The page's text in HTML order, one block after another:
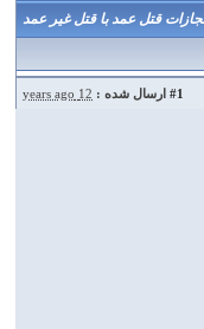
قتل عمد با قتل غیر عمد
#1 ارسال شده : 12 years ago